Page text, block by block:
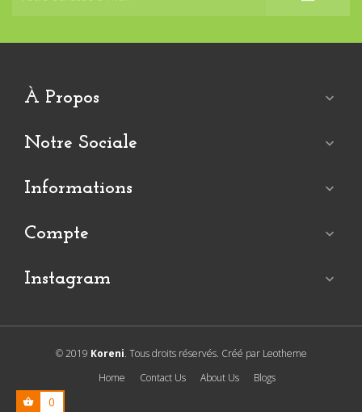
À Propos 
Notre Sociale 
Informations 
Compte 
Instagram 
© 2019 Koreni. Tous droits réservés. Créé par Leotheme
Home
Contact Us About Us Blogs
0